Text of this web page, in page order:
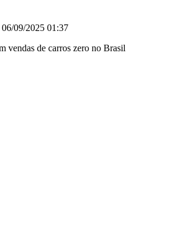
06/09/2025 01:37